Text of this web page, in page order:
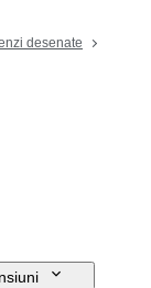
desenate